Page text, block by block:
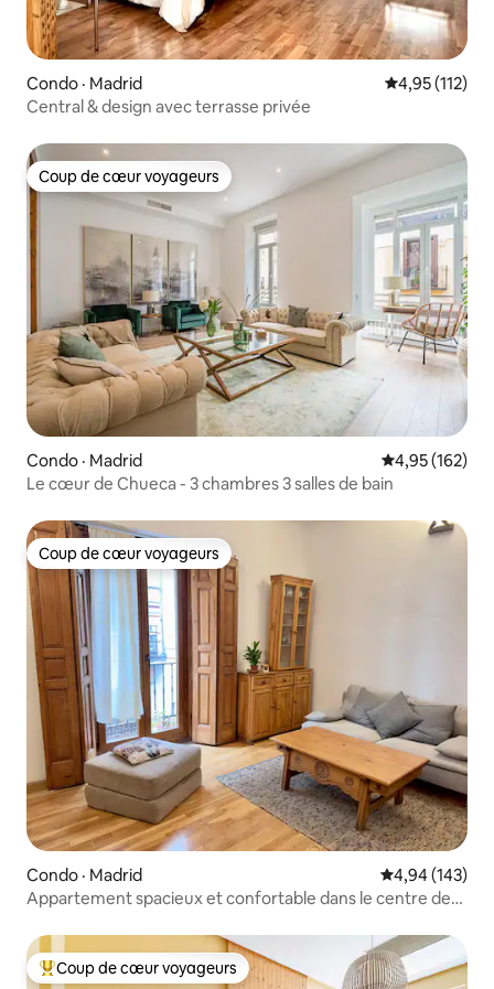
Condo · Madrid Note
4,95 (112)
Central & design avec terrasse privée
Coup de cœur voyageurs
Coup de cœur voyageurs
Condo · Madrid Note
4,95 (162)
Le cœur de Chueca - 3 chambres 3 salles de bain
Coup de cœur voyageurs
Coup de cœur voyageurs
Condo · Madrid Note
4,94 (143)
Appartement spacieux et confortable dans le centre de
Coup de cœur voyageurs parmi les plus aimés
Coup de cœur voyageurs